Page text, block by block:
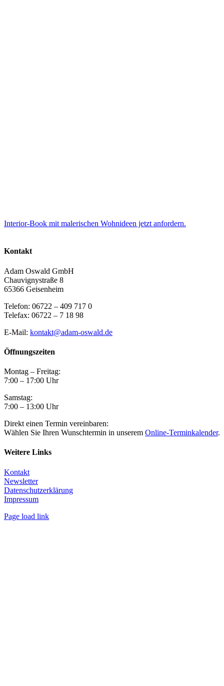
Interior-Book mit malerischen Wohnideen jetzt anfordern.
Kontakt
Adam Oswald GmbH
Chauvignystraße 8
65366 Geisenheim
Telefon: 06722 – 409 717 0
Telefax: 06722 – 7 18 98
E-Mail: kontakt@adam-oswald.de
Öffnungszeiten
Montag – Freitag:
7:00 – 17:00 Uhr
Samstag:
7:00 – 13:00 Uhr
Direkt einen Termin vereinbaren:
Wählen Sie Ihren Wunschtermin in unserem Online-Terminkalender.
Weitere Links
Kontakt
Newsletter
Datenschutzerklärung
Impressum
Page load link